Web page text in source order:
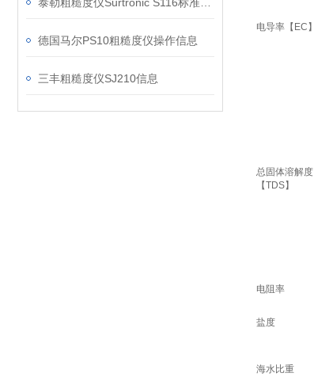
德国马尔PS10粗糙度仪操作信息
三丰粗糙度仪SJ210信息
电导率【EC】
总固体溶解度
【TDS】
电阻率
盐度
海水比重